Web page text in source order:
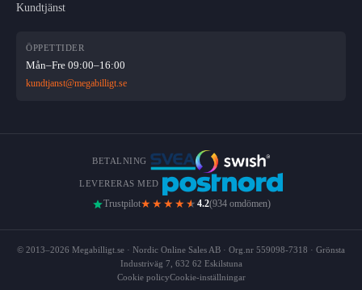
Kundtjänst
ÖPPETTIDER
Mån–Fre 09:00–16:00
kundtjanst@megabilligt.se
BETALNING
LEVERERAS MED
Trustpilot★★★★ ★ 4.2(934 omdömen)
© 2013–2026 Megabilligt.se · Nordic Online Sales AB · Org.nr 559098-7318 · Grönsta
Industriväg 7, 632 62 Eskilstuna
Cookie policyCookie-inställningar